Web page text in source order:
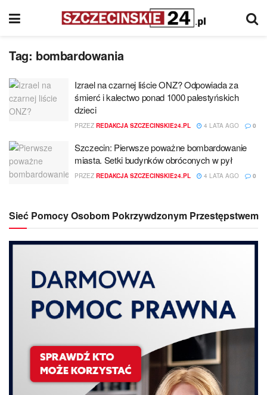
Tag: bombardowania
Izrael na czarnej liście ONZ? Odpowiada za
śmierć i kalectwo ponad 1000 palestyńskich
dzieci
PRZEZ REDAKCJA SZCZECINSKIE24.PL 4 LATA AGO 0
Szczecin: Pierwsze poważne bombardowanie
miasta. Setki budynków obróconych w pył
PRZEZ REDAKCJA SZCZECINSKIE24.PL 4 LATA AGO 0
Sieć Pomocy Osobom Pokrzywdzonym Przestępstwem